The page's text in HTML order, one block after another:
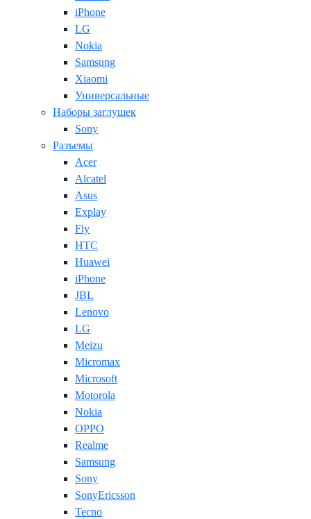
iPhone
LG
Nokia
Samsung
Xiaomi
Универсальные
Наборы заглушек
Sony
Разъемы
Acer
Alcatel
Asus
Explay
Fly
HTC
Huawei
iPhone
JBL
Lenovo
LG
Meizu
Micromax
Microsoft
Motorola
Nokia
OPPO
Realme
Samsung
Sony
SonyEricsson
Tecno